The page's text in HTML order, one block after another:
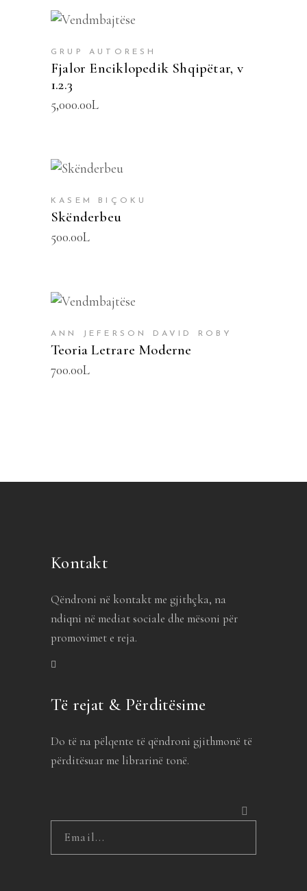
SHTOJE NË SHPORTË
GRUP AUTORESH
Fjalor Enciklopedik Shqipëtar, v
1.2.3
5,000.00L
KASEM BIÇOKU
Skënderbeu
500.00L
SHTOJE NË SHPORTË
ANN JEFERSON DAVID ROBY
Teoria Letrare Moderne
700.00L
Kontakt
Qëndroni në kontakt me gjithçka, na
ndiqni në mediat sociale dhe mësoni për
promovimet e reja.
Të rejat & Përditësime
Do të na pëlqente të qëndroni gjithmonë të
përditësuar me librarinë tonë.